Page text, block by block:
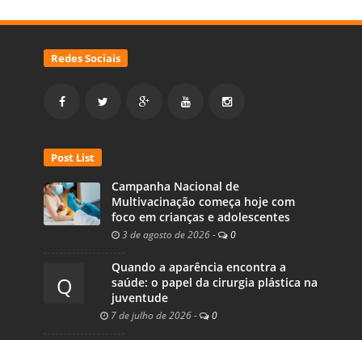
Redes Sociais
Post List
Campanha Nacional de
Multivacinação começa hoje com
foco em crianças e adolescentes
3 de agosto de 2026 - 0
Q
Quando a aparência encontra a
saúde: o papel da cirurgia plástica na
juventude
7 de julho de 2026 - 0